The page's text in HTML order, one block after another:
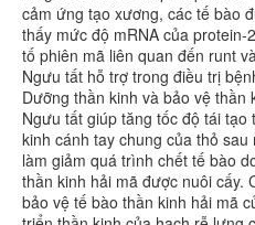
cảm ứng tạo xương, các tế bào
thấy mức độ mRNA của
tố phiên mã liên quan đến runt
Ngưu tất hỗ trợ trong điều trị
Dưỡng thần kinh và bảo vệ thần
Ngưu tất giúp tăng tốc độ tái
kinh cánh tay chung của thỏ
làm giảm quá trình chết tế bào
thần kinh hải mã được nuôi cấy.
bảo vệ tế bào thần kinh hải mã